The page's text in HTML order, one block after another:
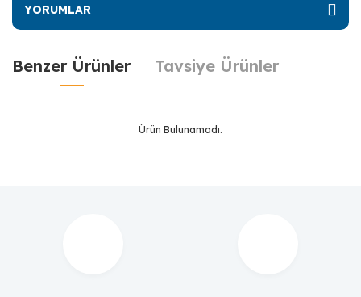
YORUMLAR
Benzer Ürünler Tavsiye Ürünler
Ürün Bulunamadı.